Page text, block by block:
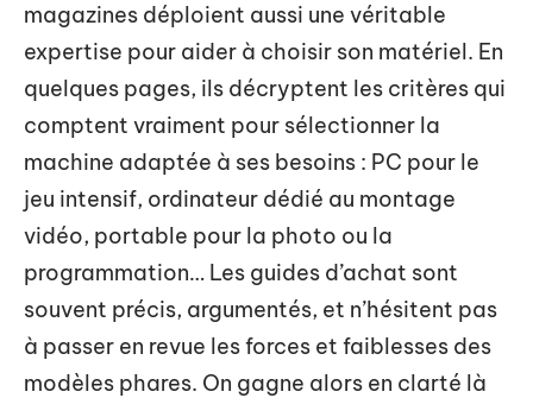
magazines déploient aussi une véritable
expertise pour aider à choisir son matériel. En
quelques pages, ils décryptent les critères qui
comptent vraiment pour sélectionner la
machine adaptée à ses besoins : PC pour le
jeu intensif, ordinateur dédié au montage
vidéo, portable pour la photo ou la
programmation… Les guides d’achat sont
souvent précis, argumentés, et n’hésitent pas
à passer en revue les forces et faiblesses des
modèles phares. On gagne alors en clarté là